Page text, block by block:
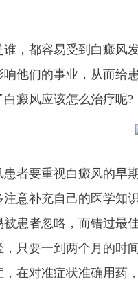
谁，都容易受到白癜风
响他们的事业，从而给
白癜风应该怎么治疗呢?
患者要重视白癜风的早
注意补充自己的医学知
被患者忽略，而错过最
，只要一到两个月的时
，在对准症状准确用药